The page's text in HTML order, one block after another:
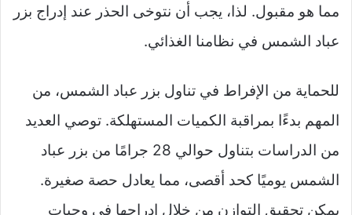
مما هو مقبول. لذا، يجب أن نتوخى الحذر عند إدراج بزر
عباد الشمس في نظامنا الغذائي.
للحماية من الإفراط في تناول بزر عباد الشمس، من
المهم بدءًا بمراقبة الكميات المستهلكة. توصي العديد
من الدراسات بتناول حوالي 28 جرامًا من بزر عباد
الشمس يوميًا كحد أقصى، مما يعادل حصة صغيرة.
يمكن تحقيق التوازن من خلال إدراجها في وجبات